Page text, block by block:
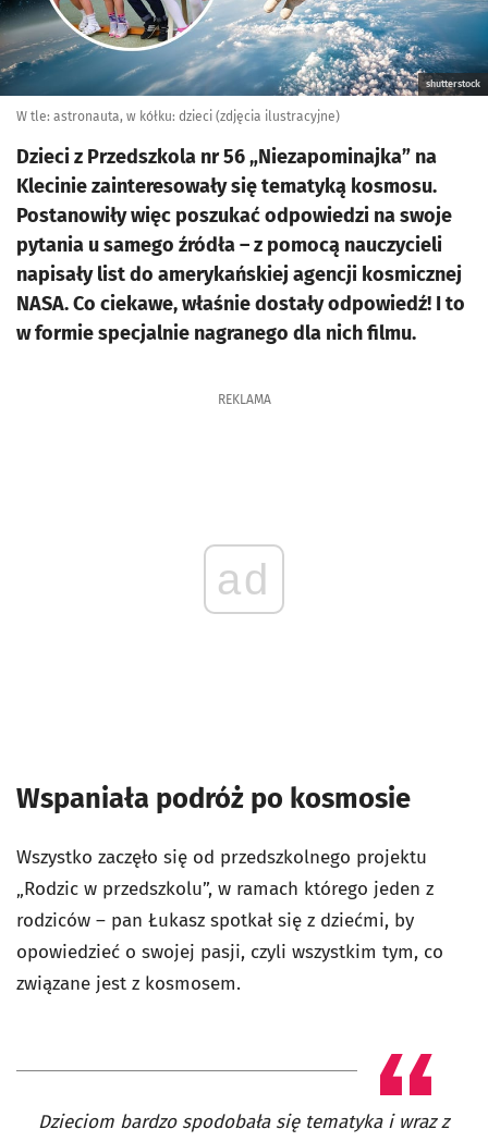
shutterstock
W tle: astronauta, w kółku: dzieci (zdjęcia ilustracyjne)
Dzieci z Przedszkola nr 56 „Niezapominajka” na
Klecinie zainteresowały się tematyką kosmosu.
Postanowiły więc poszukać odpowiedzi na swoje
pytania u samego źródła – z pomocą nauczycieli
napisały list do amerykańskiej agencji kosmicznej
NASA. Co ciekawe, właśnie dostały odpowiedź! I to
w formie specjalnie nagranego dla nich filmu.
REKLAMA
ad
Wspaniała podróż po kosmosie
Wszystko zaczęło się od przedszkolnego projektu
„Rodzic w przedszkolu”, w ramach którego jeden z
rodziców – pan Łukasz spotkał się z dziećmi, by
opowiedzieć o swojej pasji, czyli wszystkim tym, co
związane jest z kosmosem.
Dzieciom bardzo spodobała się tematyka i wraz z